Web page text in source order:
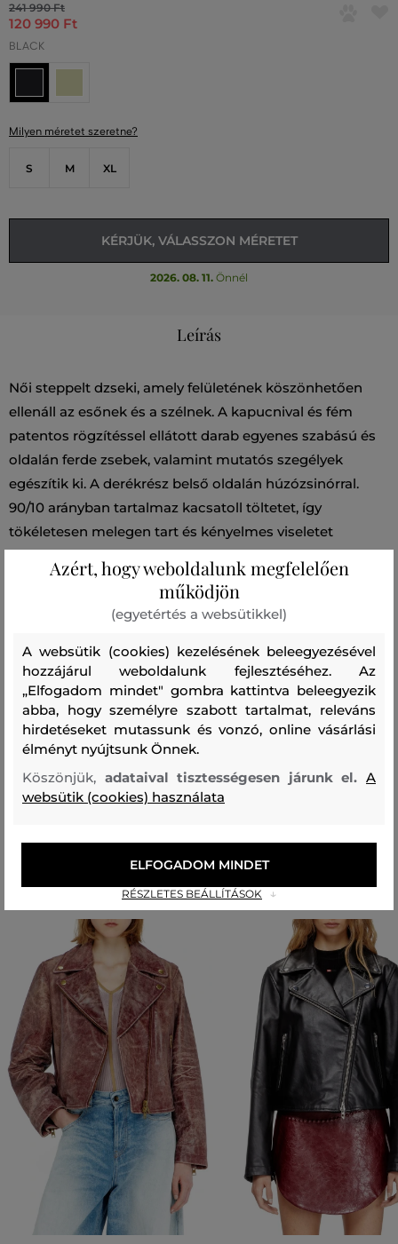
241 990 Ft
120 990 Ft
BLACK
Milyen méretet szeretne?
S M XL
KÉRJÜK, VÁLASSZON MÉRETET
2026. 08. 11. Önnél
Leírás
Női steppelt dzseki, amely felületének köszönhetően
ellenáll az esőnek és a szélnek. A kapucnival és fém
patentos rögzítéssel ellátott darab egyenes szabású és
oldalán ferde zsebek, valamint mutatós szegélyek
egészítik ki. A derékrész belső oldalán húzózsinórral.
90/10 arányban tartalmaz kacsatoll töltetet, így
tökéletesen melegen tart és kényelmes viseletet
garantál. Stílusos és praktikus darab, amely öltözékének
fénypontjává válik.
1022FRUT2635-624-WW-100
Összetétel
felső anyag
POLIÉSZTER
100 %
Ajánlott termékek
Azért, hogy weboldalunk megfelelően
működjön
(egyetértés a websütikkel)
A websütik (cookies) kezelésének beleegyezésével
hozzájárul weboldalunk fejlesztéséhez. Az
„Elfogadom mindet" gombra kattintva beleegyezik
abba, hogy személyre szabott tartalmat, releváns
hirdetéseket mutassunk és vonzó, online vásárlási
élményt nyújtsunk Önnek.
Köszönjük, adataival tisztességesen járunk el.A
websütik (cookies) használata
RÉSZLETES BEÁLLÍTÁSOK
ELFOGADOM MINDET